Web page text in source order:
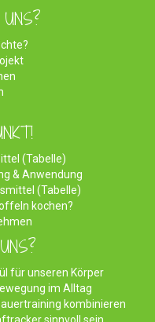
(Tabelle)
& Anwendung
(Tabelle)
kochen?
für unseren Körper
im Alltag
kombinieren